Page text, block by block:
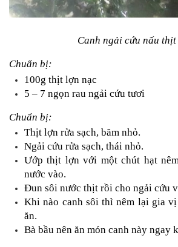
Canh ngải cứu nấu thịt
Chuẩn bị:
100g thịt lợn nạc
5 – 7 ngọn rau ngải cứu tươi
Chuẩn bị:
Thịt lợn rửa sạch, băm nhỏ.
Ngải cứu rửa sạch, thái nhỏ.
Ướp thịt lợn với một chút hạt
nước vào.
Đun sôi nước thịt rồi cho ngải cứu
Khi nào canh sôi thì nêm lại gia vị
ăn.
Bà bầu nên ăn món canh này ngay